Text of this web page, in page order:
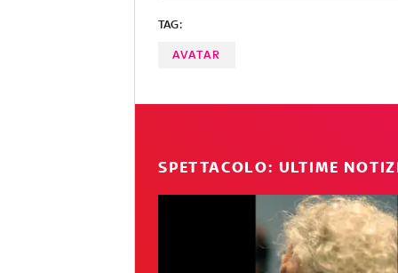
TAG:
AVATAR
SPETTACOLO: ULTIME